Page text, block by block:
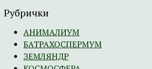
Рубрички
АНИМАЛИУМ
БАТРАХОСПЕРМУМ
ЗЕМЛЯНДР